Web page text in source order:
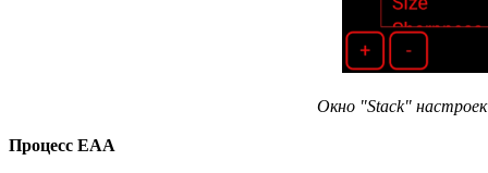
Окно "Stack"
Процесс EAA